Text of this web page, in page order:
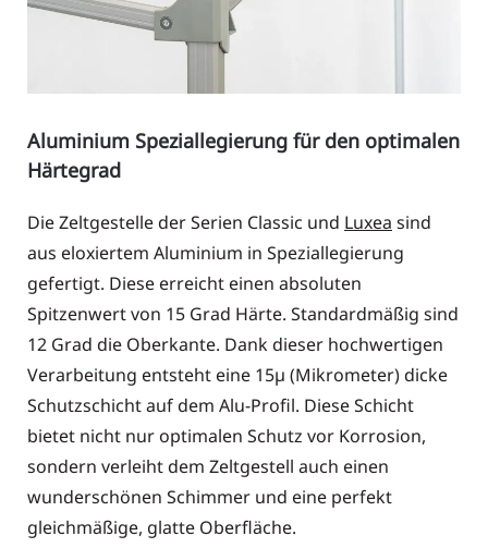
Aluminium Speziallegierung für den optimalen
Härtegrad
Die Zeltgestelle der Serien Classic und Luxea sind
aus eloxiertem Aluminium in Speziallegierung
gefertigt. Diese erreicht einen absoluten
Spitzenwert von 15 Grad Härte. Standardmäßig sind
12 Grad die Oberkante. Dank dieser hochwertigen
Verarbeitung entsteht eine 15µ (Mikrometer) dicke
Schutzschicht auf dem Alu-Profil. Diese Schicht
bietet nicht nur optimalen Schutz vor Korrosion,
sondern verleiht dem Zeltgestell auch einen
wunderschönen Schimmer und eine perfekt
gleichmäßige, glatte Oberfläche.